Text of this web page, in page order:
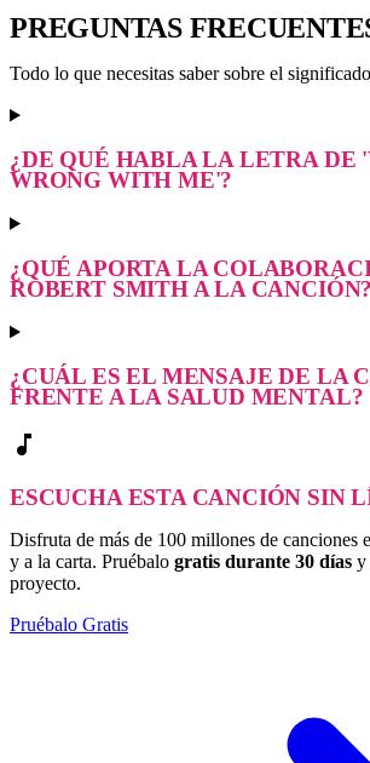
PREGUNTAS
Todo lo que necesitas saber sobre el
¿DE QUÉ HABLA LA LETRA DE
WRONG WITH ME'?
¿QUÉ APORTA LA
ROBERT SMITH A LA CANCIÓN?
¿CUÁL ES EL MENSAJE DE LA
FRENTE A LA SALUD MENTAL?
music_note
ESCUCHA ESTA CANCIÓN SIN
Disfruta de más de 100 millones de canciones
y a la carta. Pruébalo gratis durante 30 días y
proyecto.
Pruébalo Gratis